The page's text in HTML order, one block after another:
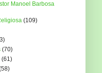
Manoel Barbosa
(109)
(70)
(61)